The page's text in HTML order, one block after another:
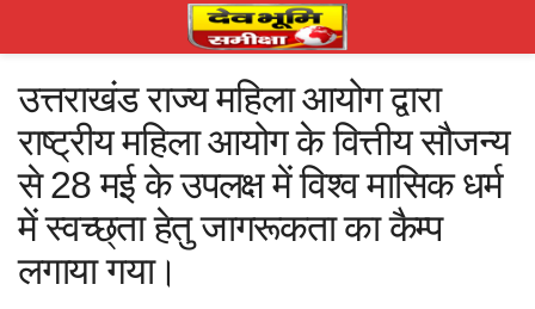
उत्तराखंड राज्य महिला आयोग द्वारा
राष्ट्रीय महिला आयोग के वित्तीय सौजन्य
से 28 मई के उपलक्ष में विश्व मासिक धर्म
में स्वच्छ्ता हेतु जागरूकता का कैम्प
लगाया गया।